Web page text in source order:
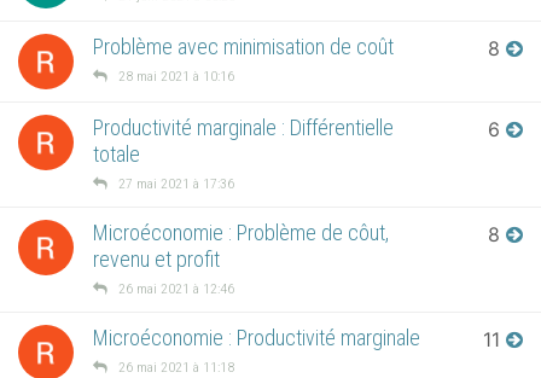
Problème avec minimisation de coût
28 mai 2021 à 10:16
8
Productivité marginale : Différentielle
totale
27 mai 2021 à 17:36
6
Microéconomie : Problème de côut,
revenu et profit
26 mai 2021 à 12:46
8
Microéconomie : Productivité marginale
26 mai 2021 à 11:18
11